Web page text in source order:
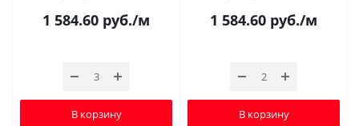
1 584.60 руб./м
В корзину
1 584.60 руб./м
В корзину